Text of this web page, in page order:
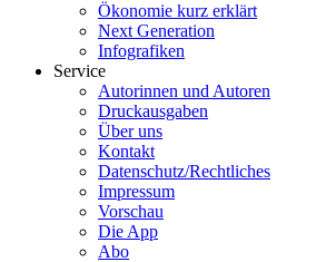
Ökonomie kurz erklärt
Next Generation
Infografiken
Service
Autorinnen und Autoren
Druckausgaben
Über uns
Kontakt
Datenschutz/Rechtliches
Impressum
Vorschau
Die App
Abo